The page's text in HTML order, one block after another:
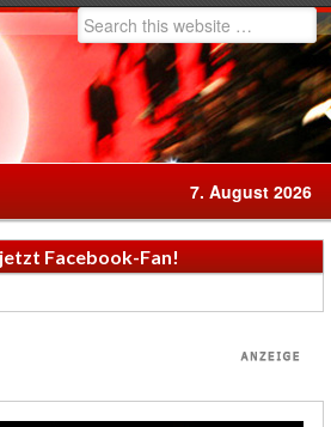
7. August 2026
Facebook-Fan!